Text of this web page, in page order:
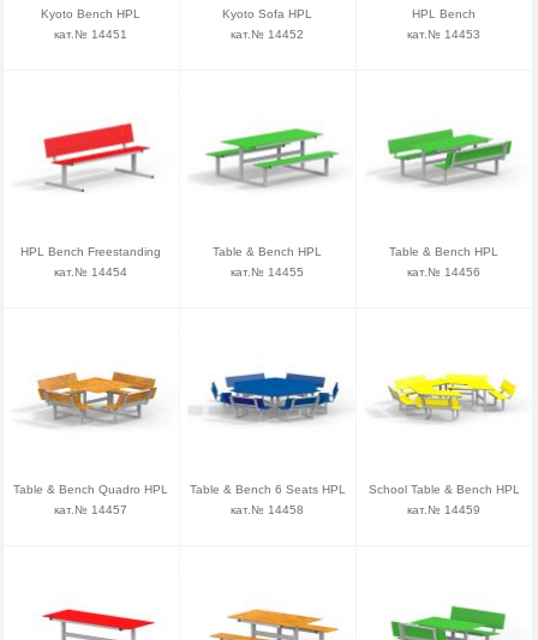
Kyoto Bench HPL
кат.№ 14451
Kyoto Sofa HPL
кат.№ 14452
HPL Bench
кат.№ 14453
HPL Bench Freestanding
кат.№ 14454
Table & Bench HPL
кат.№ 14455
Table & Bench HPL
кат.№ 14456
Table & Bench Quadro HPL
кат.№ 14457
Table & Bench 6 Seats HPL
кат.№ 14458
School Table & Bench HPL
кат.№ 14459